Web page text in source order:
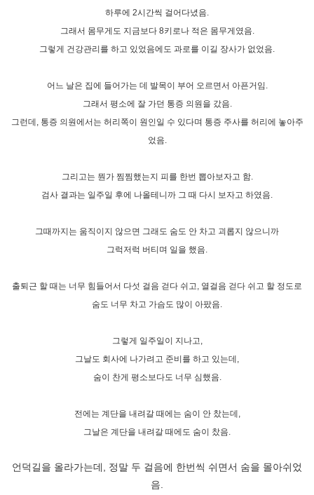
하루에 2시간씩 걸어다녔음.
그래서 몸무게도 지금보다 8키로나 적은 몸무게였음.
그렇게 건강관리를 하고 있었음에도 과로를 이길 장사가 없었음.
어느 날은 집에 들어가는 데 발목이 부어 오르면서 아픈거임.
그래서 평소에 잘 가던 통증 의원을 갔음.
그런데, 통증 의원에서는 허리쪽이 원인일 수 있다며 통증 주사를 허리에 놓아주
었음.
그리고는 뭔가 찜찜했는지 피를 한번 뽑아보자고 함.
검사 결과는 일주일 후에 나올테니까 그 때 다시 보자고 하였음.
그때까지는 움직이지 않으면 그래도 숨도 안 차고 괴롭지 않으니까
그럭저럭 버티며 일을 했음.
출퇴근 할 때는 너무 힘들어서 다섯 걸음 걷다 쉬고, 열걸음 걷다 쉬고 할 정도로
숨도 너무 차고 가슴도 많이 아팠음.
그렇게 일주일이 지나고,
그날도 회사에 나가려고 준비를 하고 있는데,
숨이 찬게 평소보다도 너무 심했음.
전에는 계단을 내려갈 때에는 숨이 안 찼는데,
그날은 계단을 내려갈 때에도 숨이 찼음.
언덕길을 올라가는데, 정말 두 걸음에 한번씩 쉬면서 숨을 몰아쉬었
음.